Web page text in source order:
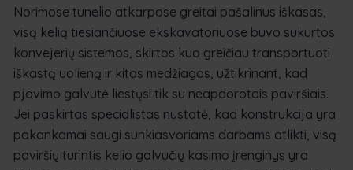
Norimose tunelio atkarpose greitai pašalinus iškasas,
visą kelią tiesiančiuose ekskavatoriuose buvo sukurtos
konvejerių sistemos, skirtos kuo greičiau transportuoti
iškastą uolieną ir kitas medžiagas, užtikrinant, kad
pjovimo galvutė liestųsi tik su neapdorotais paviršiais.
Jei paskirtas specialistas nustatė, kad konstrukcija yra
pakankamai saugi sunkiasvoriams darbams atlikti, visą
paviršių turintis kelio galvučių kasimo įrenginys yra